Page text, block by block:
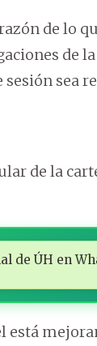
de lo
de
sea
de la
de ÚH en